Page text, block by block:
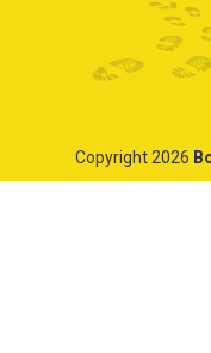
Copyright 2026